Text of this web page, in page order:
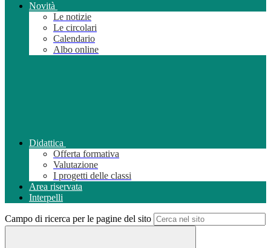
Novità
Le notizie
Le circolari
Calendario
Albo online
Didattica
Offerta formativa
Valutazione
I progetti delle classi
Area riservata
Interpelli
Campo di ricerca per le pagine del sito